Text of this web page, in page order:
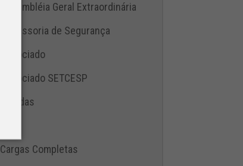
Assembléia Geral Extraordinária
Assessoria de Segurança
Associado
Associado SETCESP
Bebidas
Cargas Completas